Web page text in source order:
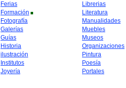
Ferias
Formación
Fotografía
Galerías
Guías
Historia
ilustración
Institutos
Joyería
Librerias
Literatura
Manualidades
Muebles
Museos
Organizaciones
Pintura
Poesía
Portales